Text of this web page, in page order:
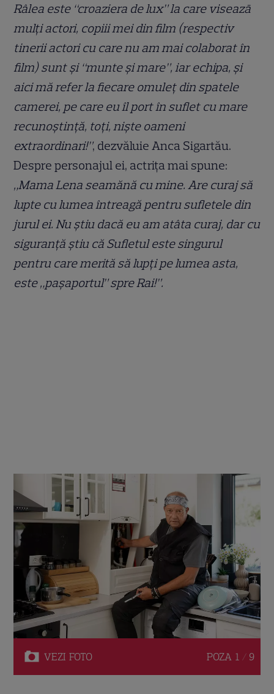
Râlea este “croaziera de lux” la care viseazā
mulţi actori, copiii mei din film (respectiv
tinerii actori cu care nu am mai colaborat în
film) sunt şi “munte şi mare”, iar echipa, şi
aici mă refer la fiecare omuleţ din spatele
camerei, pe care eu îl port în suflet cu mare
recunoştinţă, toţi, nişte oameni
extraordinari!”, dezvăluie Anca Sigartău.
Despre personajul ei, actriţa mai spune:
„Mama Lena seamănă cu mine. Are curaj să
lupte cu lumea întreagă pentru sufletele din
jurul ei. Nu ştiu dacă eu am atâta curaj, dar cu
siguranţă ştiu că Sufletul este singurul
pentru care merită să lupţi pe lumea asta,
este „paşaportul” spre Rai!”.
VEZI FOTO POZA 1 / 9